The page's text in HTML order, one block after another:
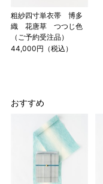
店舗一覧はこちら
粗紗四寸単衣帯 博多
織 花唐草 つつじ色
（ご予約受注品）
44,000円（税込）
おすすめ